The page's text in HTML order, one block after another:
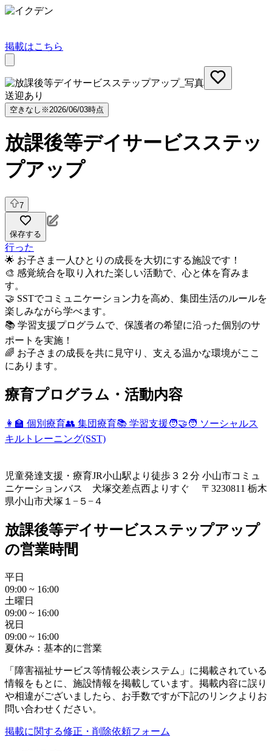
掲載はこちら
送迎あり
空きなし ※2026/06/03時点
放課後等デイサービスステッ
プアップ
7
保存する
行った
🌟 お子さま一人ひとりの成長を大切にする施設です！
🎨 感覚統合を取り入れた楽しい活動で、心と体を育みま
す。
🤝 SSTでコミュニケーション力を高め、集団生活のルールを
楽しみながら学べます。
📚 学習支援プログラムで、保護者の希望に沿った個別のサ
ポートを実施！
🌈 お子さまの成長を共に見守り、支える温かな環境がここ
にあります。
療育プログラム・活動内容
👩‍🏫 個別療育👥 集団療育📚 学習支援🧑‍🤝‍🧑 ソーシャルス
キルトレーニング(SST)
児童発達支援・療育JR小山駅より徒歩３２分 小山市コミュ
ニケーションバス 犬塚交差点西よりすぐ 〒3230811 栃木
県小山市犬塚１−５−４
放課後等デイサービスステップアップ
の営業時間
平日
09:00 ~ 16:00
土曜日
09:00 ~ 16:00
祝日
09:00 ~ 16:00
夏休み：基本的に営業
「障害福祉サービス等情報公表システム」に掲載されている
情報をもとに、施設情報を掲載しています。掲載内容に誤り
や相違がございましたら、お手数ですが下記のリンクよりお
問い合わせください。
掲載に関する修正・削除依頼フォーム